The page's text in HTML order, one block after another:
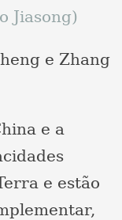
Jiasong)
e Zhang
e a
e estão